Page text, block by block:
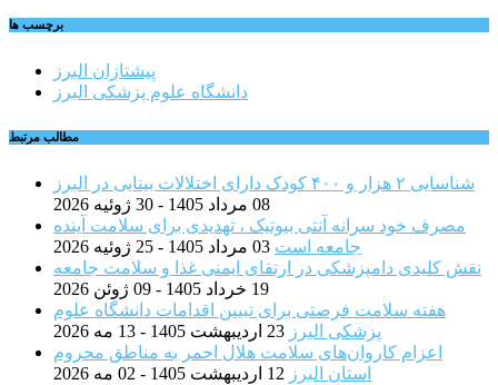
برچسب ها
پیشتازان البرز
دانشگاه علوم پزشکی البرز
مطالب مرتبط
شناسایی ۲ هزار و ۴۰۰ کودک دارای اختلالات بینایی در البرز
08 مرداد 1405 - 30 ژوئیه 2026
مصرف خود سرانه آنتی بیوتیک ، تهدیدی برای سلامت آینده
جامعه است 03 مرداد 1405 - 25 ژوئیه 2026
نقش کلیدی دامپزشکی در ارتقای ایمنی غذا و سلامت جامعه
19 خرداد 1405 - 09 ژوئن 2026
هفته سلامت فرصتی برای تبیین اقدامات دانشگاه علوم
پزشکی البرز 23 اردیبهشت 1405 - 13 مه 2026
اعزام کاروان‌های سلامت هلال احمر به مناطق محروم
استان البرز 12 اردیبهشت 1405 - 02 مه 2026